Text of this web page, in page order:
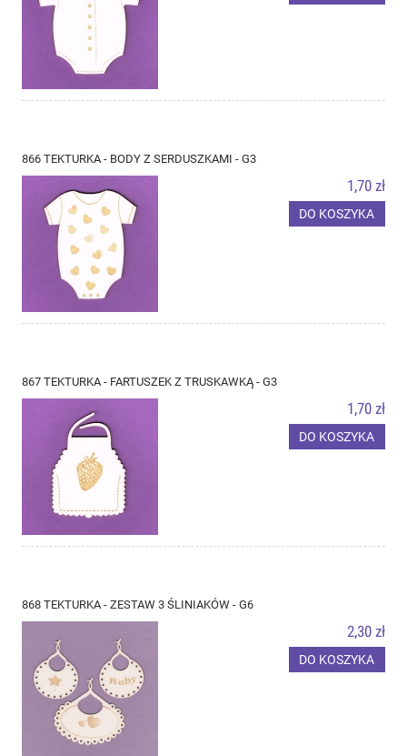
866 TEKTURKA - BODY Z SERDUSZKAMI - G3
1,70 zł
DO KOSZYKA
867 TEKTURKA - FARTUSZEK Z TRUSKAWKĄ - G3
1,70 zł
DO KOSZYKA
868 TEKTURKA - ZESTAW 3 ŚLINIAKÓW - G6
2,30 zł
DO KOSZYKA